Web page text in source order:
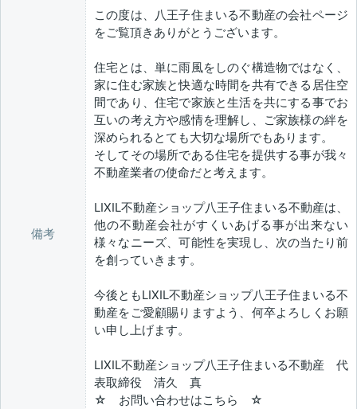
備考
この度は、八王子住まいる不動産の会社ページ
をご覧頂きありがとうございます。
住宅とは、単に雨風をしのぐ構造物ではなく、
家に住む家族と快適な時間を共有できる居住空
間であり、住宅で家族と生活を共にする事でお
互いの考え方や感情を理解し、ご家族様の絆を
深められるとても大切な場所でもあります。
そしてその場所である住宅を提供する事が我々
不動産業者の使命だと考えます。
LIXIL不動産ショップ八王子住まいる不動産は、
他の不動産会社がすくいあげる事が出来ない
様々なニーズ、可能性を実現し、次の当たり前
を創っていきます。
今後ともLIXIL不動産ショップ八王子住まいる不
動産をご愛顧賜りますよう、何卒よろしくお願
い申し上げます。
LIXIL不動産ショップ八王子住まいる不動産 代
表取締役 清久 真
☆ お問い合わせはこちら ☆